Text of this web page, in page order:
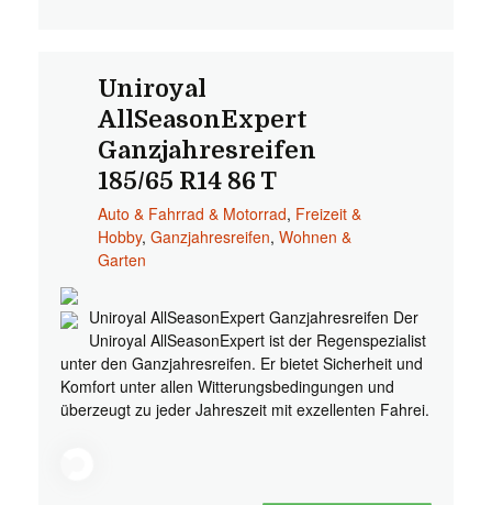
Uniroyal
AllSeasonExpert
Ganzjahresreifen
185/65 R14 86 T
Auto & Fahrrad & Motorrad, Freizeit &
Hobby, Ganzjahresreifen, Wohnen &
Garten
Uniroyal AllSeasonExpert Ganzjahresreifen Der
Uniroyal AllSeasonExpert ist der Regenspezialist
unter den Ganzjahresreifen. Er bietet Sicherheit und
Komfort unter allen Witterungsbedingungen und
überzeugt zu jeder Jahreszeit mit exzellenten Fahrei.